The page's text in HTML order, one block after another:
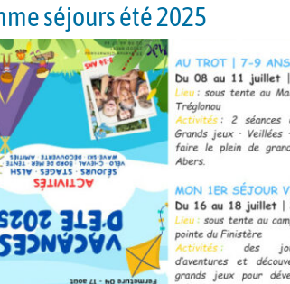
séjours été 2025